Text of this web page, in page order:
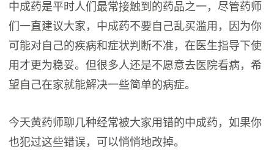
中成药是平时人们最常接触到的药品之一，尽管药师
们一直建议大家，中成药不要自己乱买滥用，因为你
可能对自己的疾病和症状判断不准，在医生指导下使
用才更为稳妥。但很多人还是不愿意去医院看病，希
望自己在家就能解决一些简单的病症。
今天黄药师聊几种经常被大家用错的中成药，如果你
也犯过这些错误，可以悄悄地改掉。